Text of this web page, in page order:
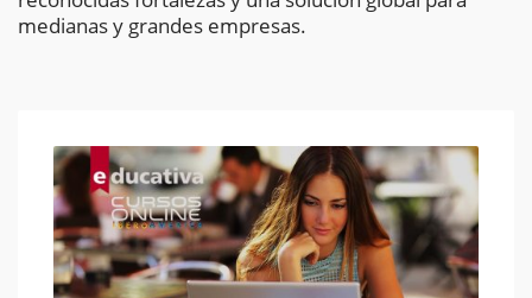
medianas y grandes empresas.